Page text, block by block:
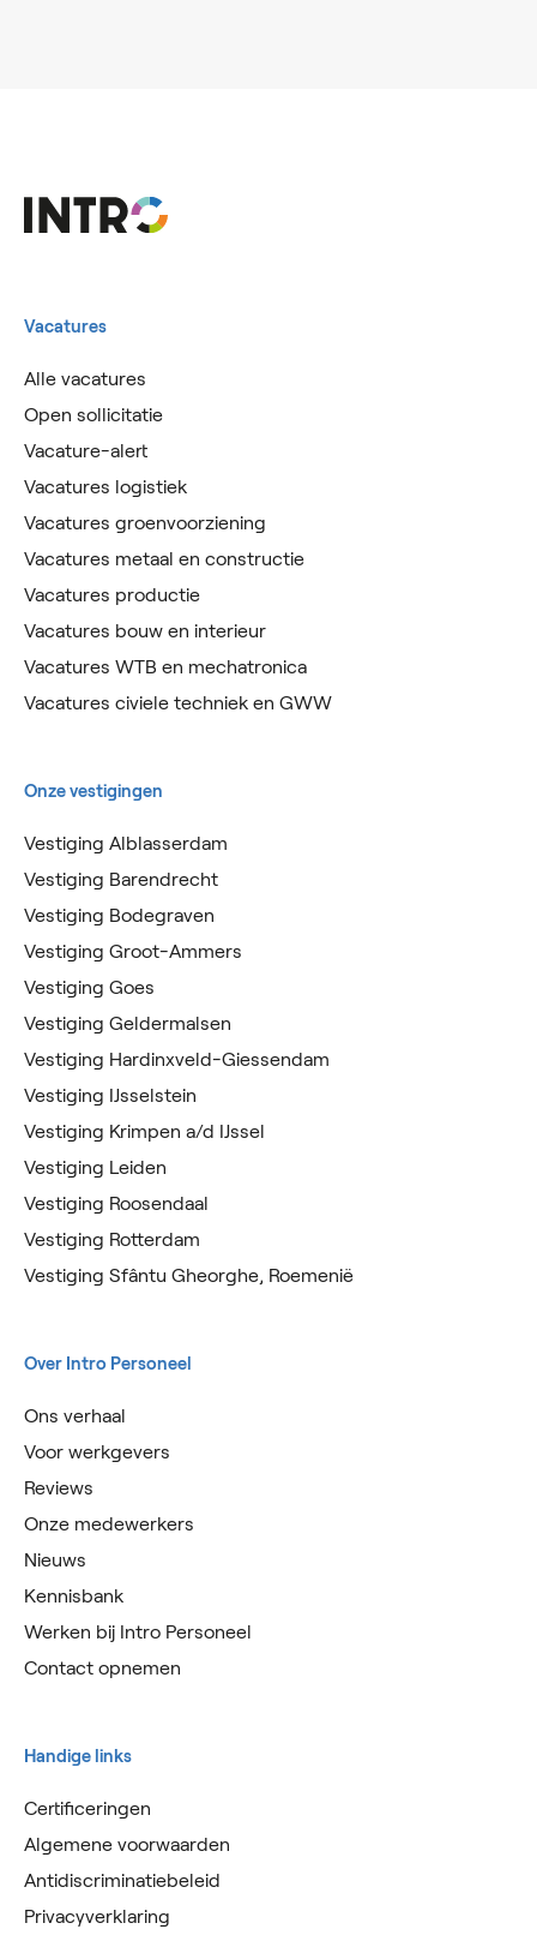
Vacatures
Alle vacatures
Open sollicitatie
Vacature-alert
Vacatures logistiek
Vacatures groenvoorziening
Vacatures metaal en constructie
Vacatures productie
Vacatures bouw en interieur
Vacatures WTB en mechatronica
Vacatures civiele techniek en GWW
Onze vestigingen
Vestiging Alblasserdam
Vestiging Barendrecht
Vestiging Bodegraven
Vestiging Groot-Ammers
Vestiging Goes
Vestiging Geldermalsen
Vestiging Hardinxveld-Giessendam
Vestiging IJsselstein
Vestiging Krimpen a/d IJssel
Vestiging Leiden
Vestiging Roosendaal
Vestiging Rotterdam
Vestiging Sfântu Gheorghe, Roemenië
Over Intro Personeel
Ons verhaal
Voor werkgevers
Reviews
Onze medewerkers
Nieuws
Kennisbank
Werken bij Intro Personeel
Contact opnemen
Handige links
Certificeringen
Algemene voorwaarden
Antidiscriminatiebeleid
Privacyverklaring